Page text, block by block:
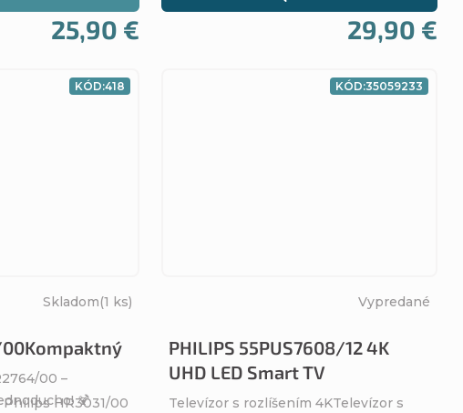
25,90 € 29,90 €
00 –
🍹
Skladom(1 ks)
HR3031/00
KÓD:418
PHILIPS 55PUS7608/12 4K
UHD LED Smart TV
Vypredané
Televízor s rozlíšením 4KTelevízor s
KÓD:35059233